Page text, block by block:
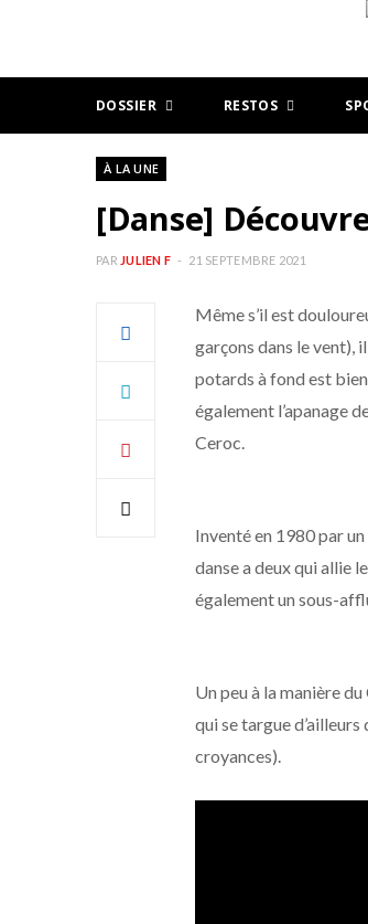
DOSSIER RESTOS
À LA UNE
[Danse]
PAR JULIEN F 21 SEPTEMBRE 2021
Même s’il est
garçons dans le vent),
potards à fond est
également l’apanage
Ceroc.
Inventé en 1980 par
danse a deux qui allie
également un sous-
Un peu à la manière
qui se targue
croyances).